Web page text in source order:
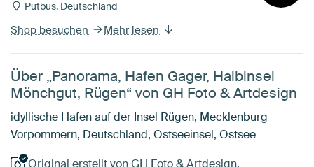
Putbus, Deutschland
Shop besuchen Mehr lesen
Über „Panorama, Hafen Gager, Halbinsel
Mönchgut, Rügen“ von GH Foto & Artdesign
idyllische Hafen auf der Insel Rügen, Mecklenburg
Vorpommern, Deutschland, Ostseeinsel, Ostsee
Original erstellt von GH Foto & Artdesign.